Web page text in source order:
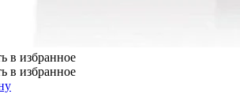
в избранное
в избранное